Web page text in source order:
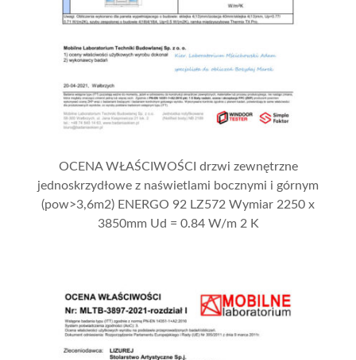
OCENA WŁAŚCIWOŚCI drzwi zewnętrzne
jednoskrzydłowe z naświetlami bocznymi i górnym
(pow>3,6m2) ENERGO 92 LZ572 Wymiar 2250 x
3850mm Ud = 0.84 W/m 2 K